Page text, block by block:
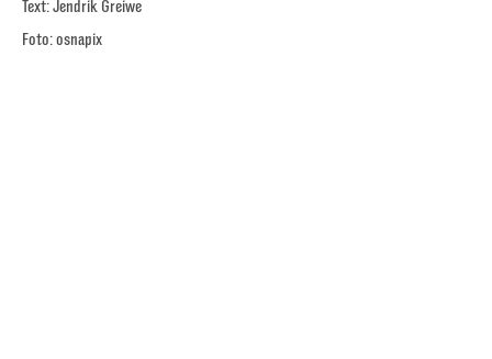
Text: Jendrik Greiwe
Foto: osnapix